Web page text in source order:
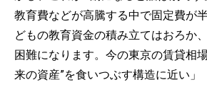
教育費などが高騰する中で固定費が
どもの教育資金の積み立てはおろか
困難になります。今の東京の賃貸相
来の資産”を食いつぶす構造に近い」